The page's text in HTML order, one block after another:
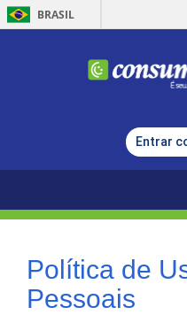
BRASIL
Entrar
Política de
Pessoais